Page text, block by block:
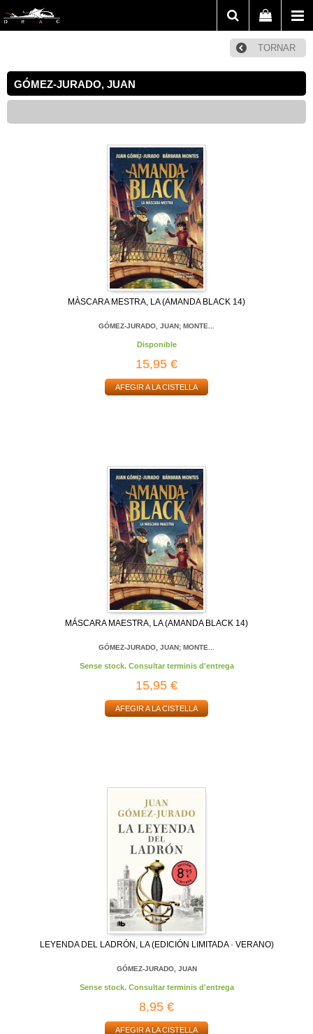
TORNAR
GÓMEZ-JURADO, JUAN
MÀSCARA MESTRA, LA (AMANDA BLACK 14)
GÓMEZ-JURADO, JUAN; MONTE...
Disponible
15,95 €
AFEGIR A LA CISTELLA
MÁSCARA MAESTRA, LA (AMANDA BLACK 14)
GÓMEZ-JURADO, JUAN; MONTE...
Sense stock. Consultar terminis d'entrega
15,95 €
AFEGIR A LA CISTELLA
LEYENDA DEL LADRÓN, LA (EDICIÓN LIMITADA · VERANO)
GÓMEZ-JURADO, JUAN
Sense stock. Consultar terminis d'entrega
8,95 €
AFEGIR A LA CISTELLA